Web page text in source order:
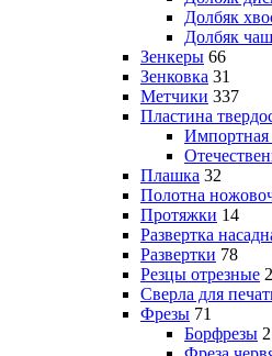
Долбяк
Долбяк
Зенкеры 66
Зенковка 31
Метчики 337
Пластина
Импортная
Плашка 32
Полотна
Протяжки 14
Развертка
Развертки 78
Резцы отрезные
Сверла для
Фрезы 71
Борфрезы 2